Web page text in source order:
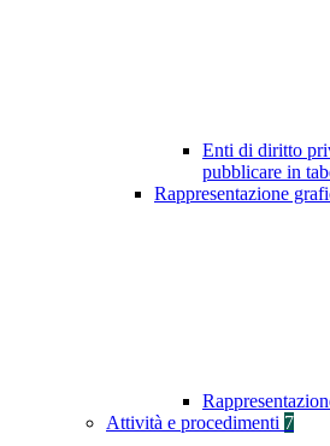
Enti di diritto
pubblicare in
Rappresentazione
Attività e procedimenti 7